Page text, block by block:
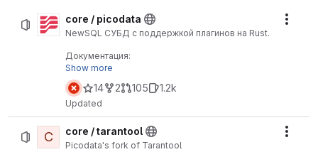
core / picodata
NewSQL СУБД с поддержкой плагинов на Rust.
Документация:
https://docs.picodata.io/picodata/
Show more
14 2 105 1.2k
Updated
C core / tarantool
Picodata's fork of Tarantool